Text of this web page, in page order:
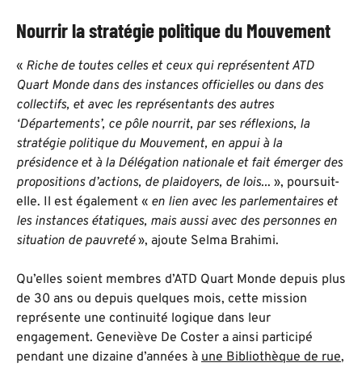
Nourrir la stratégie politique du Mouvement
« Riche de toutes celles et ceux qui représentent ATD
Quart Monde dans des instances officielles ou dans des
collectifs, et avec les représentants des autres
‘Départements’, ce pôle nourrit, par ses réflexions, la
stratégie politique du Mouvement, en appui à la
présidence et à la Délégation nationale et fait émerger des
propositions d’actions, de plaidoyers, de lois... », poursuit-
elle. Il est également « en lien avec les parlementaires et
les instances étatiques, mais aussi avec des personnes en
situation de pauvreté», ajoute Selma Brahimi.
Qu’elles soient membres d’ATD Quart Monde depuis plus
de 30 ans ou depuis quelques mois, cette mission
représente une continuité logique dans leur
engagement. Geneviève De Coster a ainsi participé
pendant une dizaine d’années à une Bibliothèque de rue,